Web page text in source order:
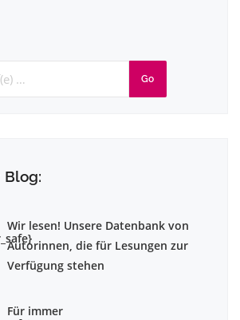
Go
Wir lesen! Unsere Datenbank von
Autorinnen, die für Lesungen zur
Verfügung stehen
Für immer